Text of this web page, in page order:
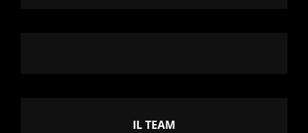
IL TEAM